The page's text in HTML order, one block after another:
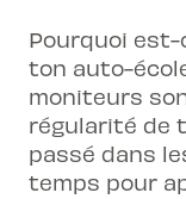
Pourquoi est-
ton auto-
moniteurs
régularité de
passé dans
temps pour